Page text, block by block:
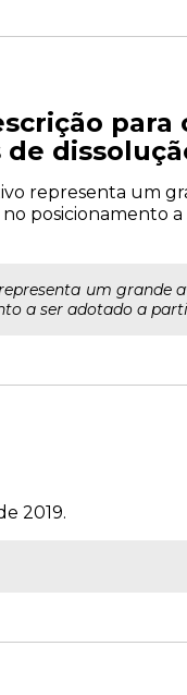
de
representa um
posicionamento
um grande
a ser adotado a
2019.